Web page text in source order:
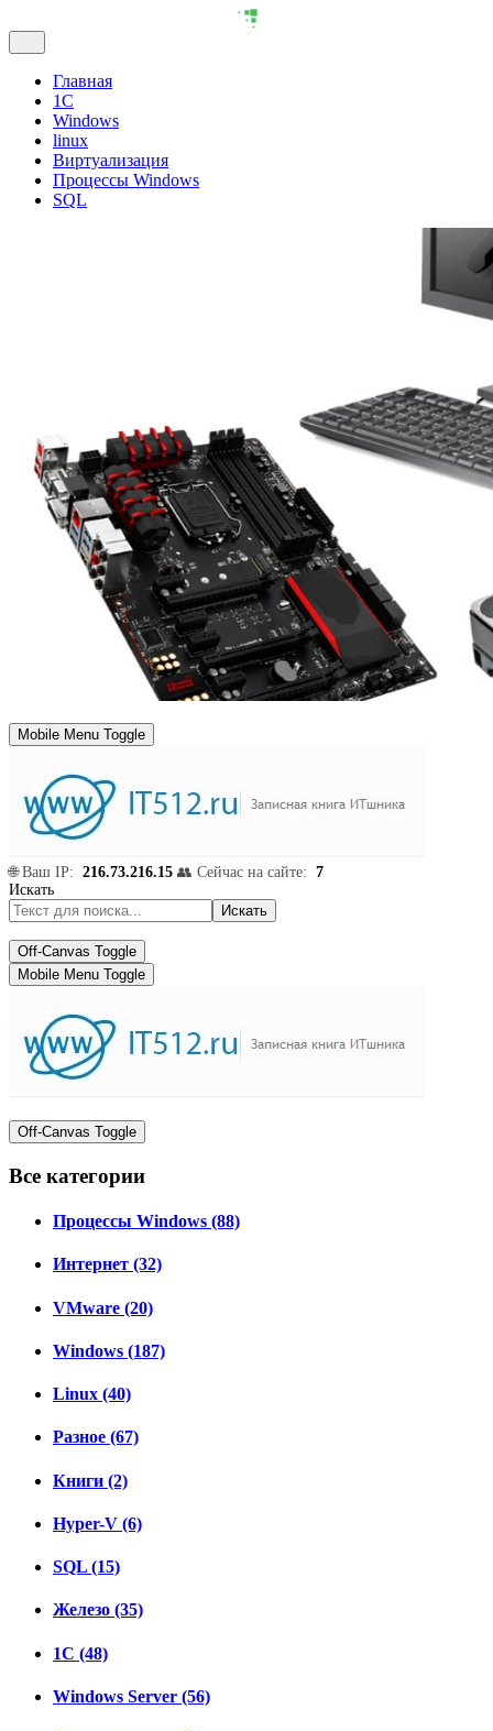
Главная
1С
Windows
linux
Виртуализация
Процессы Windows
SQL
Mobile Menu Toggle
🌐 Ваш IP: 216.73.216.15 👥 Сейчас на сайте: 7
Искать
Искать
Off-Canvas Toggle
Mobile Menu Toggle
Off-Canvas Toggle
Все категории
Процессы Windows (88)
Интернет (32)
VMware (20)
Windows (187)
Linux (40)
Разное (67)
Книги (2)
Hyper-V (6)
SQL (15)
Железо (35)
1C (48)
Windows Server (56)